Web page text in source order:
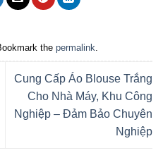
the permalink
Cung Cấp Áo Blouse Trắng
Cho Nhà Máy, Khu Công
Nghiệp – Đảm Bảo Chuyên
Nghiệp